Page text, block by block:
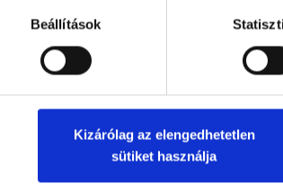
Beállítások
Kizárólag az elengedhetetlen
sütiket használja
méhlepényen átjutó parazita: vetélést,
annál súlyosabbak lehetnek a
a fertőzés, ám hónapokkal vagy
gyulladása, vízfejűség,
előfordulási gyakorisága mindössze 0,2
minden olyan helyzetet, ami során
Az alom cseréjéhez és
kerüljük a félig nyers, nem